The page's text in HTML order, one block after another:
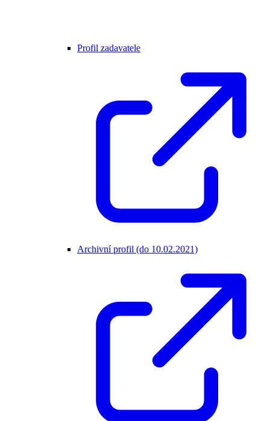
Profil zadavatele
Archivní profil (do 10.02.2021)